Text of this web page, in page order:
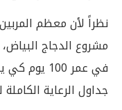
نظراً لأن معظم
مشروع الدجاج
في عمر
جداول الرعاية الكاملة